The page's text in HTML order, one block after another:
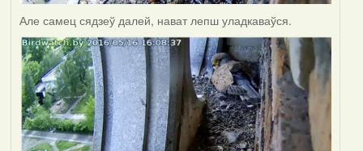
Але самец сядзеў далей, нават лепш уладкаваўся.